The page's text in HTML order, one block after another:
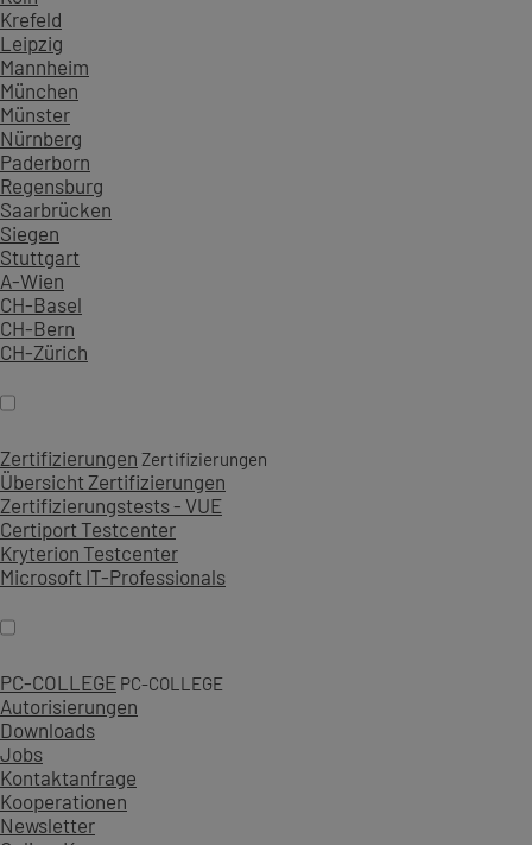
Krefeld
Leipzig
Mannheim
München
Münster
Nürnberg
Paderborn
Regensburg
Saarbrücken
Siegen
Stuttgart
A-Wien
CH-Basel
CH-Bern
CH-Zürich
Zertifizierungen Zertifizierungen
Übersicht Zertifizierungen
Zertifizierungstests - VUE
Certiport Testcenter
Kryterion Testcenter
Microsoft IT-Professionals
PC-COLLEGE PC-COLLEGE
Autorisierungen
Downloads
Jobs
Kontaktanfrage
Kooperationen
Newsletter